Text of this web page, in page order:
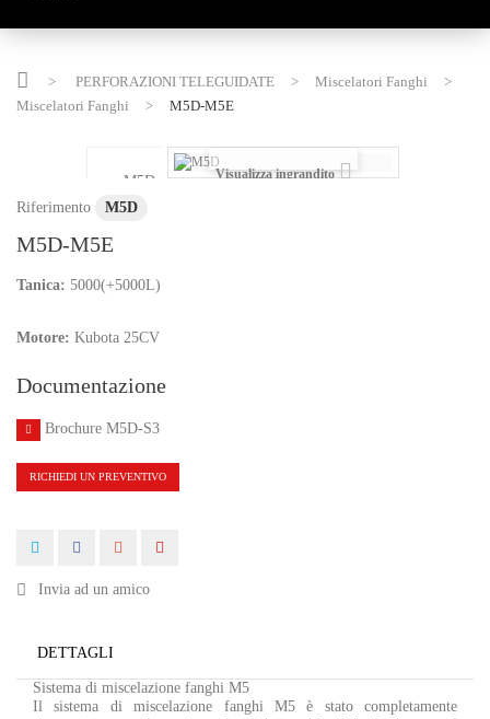
> PERFORAZIONI TELEGUIDATE > Miscelatori Fanghi
>
Miscelatori Fanghi
> M5D-M5E
Visualizza ingrandito
Riferimento M5D
M5D-M5E
Tanica: 5000(+5000L)
Motore: Kubota 25CV
Documentazione
Brochure M5D-S3
RICHIEDI UN PREVENTIVO
Invia ad un amico
DETTAGLI
Sistema di miscelazione fanghi M5
Il sistema di miscelazione fanghi M5 è stato completamente